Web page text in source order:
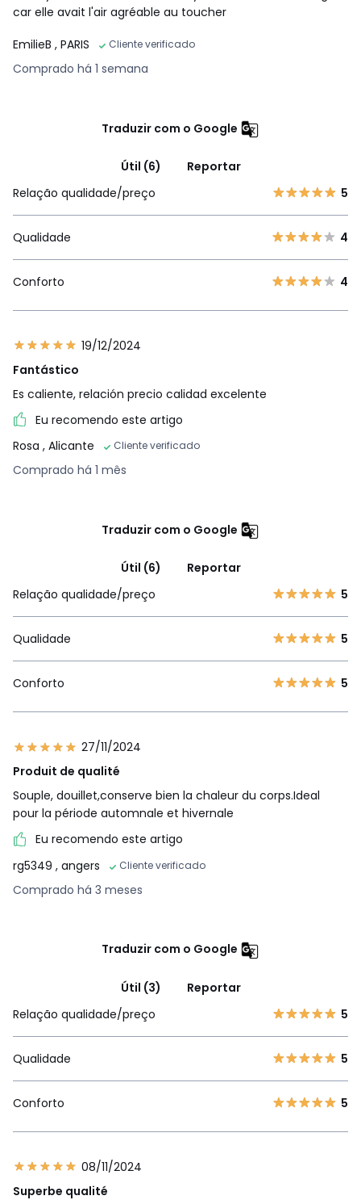
car elle avait l'air agréable au toucher
EmilieB , PARIS Cliente verificado
Comprado há 1 semana
Traduzir com o Google
Útil (6)
Reportar
Relação qualidade/preço
5
Qualidade 4
Conforto 4
19/12/2024
Fantástico
Es caliente, relación precio calidad excelente
Eu recomendo este artigo
Rosa , Alicante Cliente verificado
Comprado há 1 mês
Traduzir com o Google
Útil (6)
Reportar
Relação qualidade/preço
5
Qualidade 5
Conforto 5
27/11/2024
Produit de qualité
Souple, douillet,conserve bien la chaleur du corps.Ideal
pour la période automnale et hivernale
Eu recomendo este artigo
rg5349 , angers Cliente verificado
Comprado há 3 meses
Traduzir com o Google
Útil (3)
Reportar
Relação qualidade/preço
5
Qualidade 5
Conforto 5
08/11/2024
Superbe qualité